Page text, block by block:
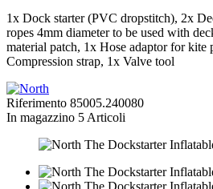
1x Dock starter (PVC dropstitch), 2x
ropes 4mm diameter to be used with
material patch, 1x Hose adaptor for
Compression strap, 1x Valve tool
Riferimento 85005.240080
In magazzino 5 Articoli